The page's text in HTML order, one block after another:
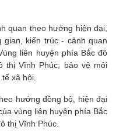
quan theo hướng hiện đại,
gian, kiến trúc - cảnh quan
liên huyện phía Bắc đô
thị Vĩnh Phúc; bảo vệ môi
xã hội.
hướng đồng bộ, hiện đại
vùng liên huyện phía Bắc
thị Vĩnh Phúc.